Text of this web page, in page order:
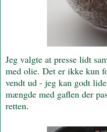
Jeg valgte at presse lidt
med olie. Det er ikke kun
vendt ud - jeg kan godt
mængde med gaflen der
retten.